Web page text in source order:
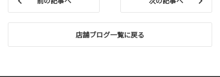
店舗ブログ一覧に戻る